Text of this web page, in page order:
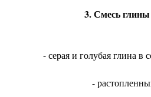
3. Смесь
- серая и голубая глина в
-